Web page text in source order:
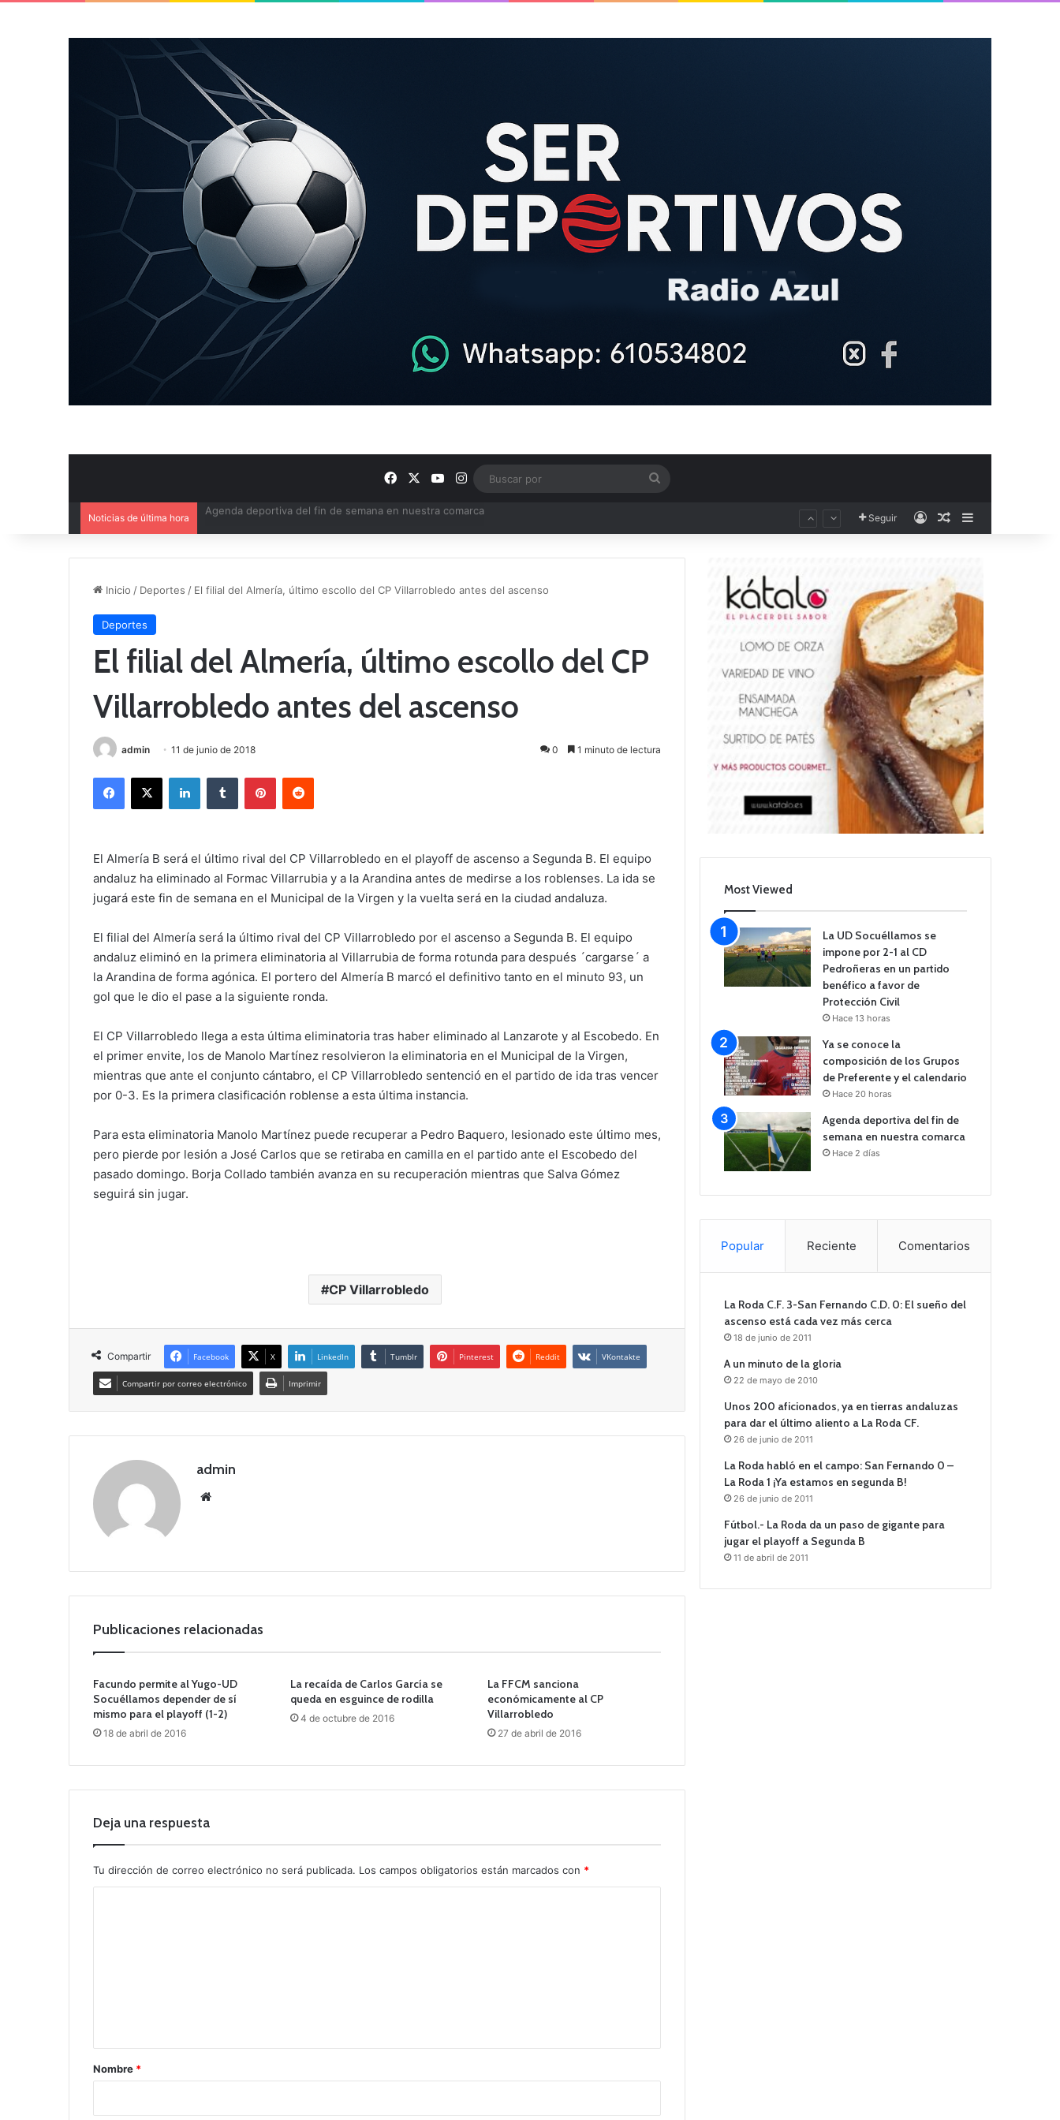
FacebookYouTube
Instagram
Noticias de última hora Ya se conoce el calendario de Tercera RFEF Seguir AccesoPublicación al
Inicio / Deportes / El filial del Almería, último escollo del CP Villarrobledo antes del ascenso
Deportes
El filial del Almería, último escollo del CP
Villarrobledo antes del ascenso
admin 11 de junio de 2018 0 1 minuto de lectura
El Almería B será el último rival del CP Villarrobledo en el playoff de ascenso a Segunda B. El equipo
andaluz ha eliminado al Formac Villarrubia y a la Arandina antes de medirse a los roblenses. La ida se
jugará este fin de semana en el Municipal de la Virgen y la vuelta será en la ciudad andaluza.
El filial del Almería será la último rival del CP Villarrobledo por el ascenso a Segunda B. El equipo
andaluz eliminó en la primera eliminatoria al Villarrubia de forma rotunda para después ´cargarse´ a
la Arandina de forma agónica. El portero del Almería B marcó el definitivo tanto en el minuto 93, un
gol que le dio el pase a la siguiente ronda.
El CP Villarrobledo llega a esta última eliminatoria tras haber eliminado al Lanzarote y al Escobedo. En
el primer envite, los de Manolo Martínez resolvieron la eliminatoria en el Municipal de la Virgen,
mientras que ante el conjunto cántabro, el CP Villarrobledo sentenció en el partido de ida tras vencer
por 0-3. Es la primera clasificación roblense a esta última instancia.
Para esta eliminatoria Manolo Martínez puede recuperar a Pedro Baquero, lesionado este último mes,
pero pierde por lesión a José Carlos que se retiraba en camilla en el partido ante el Escobedo del
pasado domingo. Borja Collado también avanza en su recuperación mientras que Salva Gómez
seguirá sin jugar.
CP Villarrobledo
Compartir Facebook X LinkedIn Tumblr Pinterest Reddit VKontakte
Compartir por correo electrónico Imprimir
admin
Publicaciones relacionadas
Facundo permite al Yugo-UD
Socuéllamos depender de sí
mismo para el playoff (1-2)
18 de abril de 2016
La recaída de Carlos García se
queda en esguince de rodilla
4 de octubre de 2016
La FFCM sanciona
económicamente al CP
Villarrobledo
27 de abril de 2016
Deja una respuesta
Tu dirección de correo electrónico no será publicada. Los campos obligatorios están marcados con *
r
Nombre *
Most Viewed
La UD Socuéllamos se
impone por 2-1 al CD
Pedroñeras en un partido
benéfico a favor de
Protección Civil
Hace 13 horas
Ya se conoce la
composición de los Grupos
de Preferente y el calendario
Hace 20 horas
Agenda deportiva del fin de
semana en nuestra comarca
Hace 2 días
Popular Reciente Comentarios
La Roda C.F. 3-San Fernando C.D. 0: El sueño del
ascenso está cada vez más cerca
18 de junio de 2011
A un minuto de la gloria
22 de mayo de 2010
Unos 200 aficionados, ya en tierras andaluzas
para dar el último aliento a La Roda CF.
26 de junio de 2011
La Roda habló en el campo: San Fernando 0 –
La Roda 1 ¡Ya estamos en segunda B!
26 de junio de 2011
Fútbol.- La Roda da un paso de gigante para
jugar el playoff a Segunda B
11 de abril de 2011